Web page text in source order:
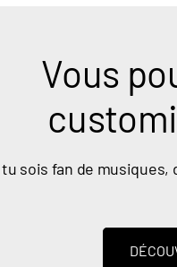
Vous
tu sois fan de